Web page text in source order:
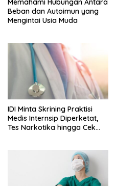
Memahami Hubungan Antara
Beban dan Autoimun yang
Mengintai Usia Muda
IDI Minta Skrining Praktisi
Medis Internsip Diperketat,
Tes Narkotika hingga Cek